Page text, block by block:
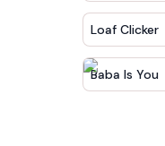
Loaf Clicker
Baba Is You